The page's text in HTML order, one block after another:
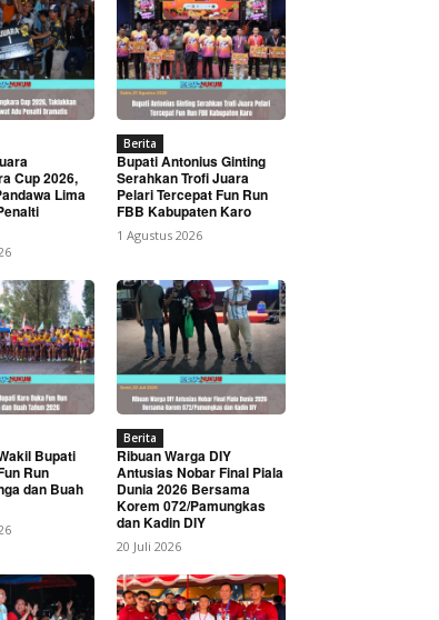
Cup 2026,
Lima
Berita
Bupati Antonius Ginting
Serahkan Trofi Juara
Pelari Tercepat Fun Run
FBB Kabupaten Karo
1 Agustus 2026
Bupati
Run
dan Buah
Berita
Ribuan Warga DIY
Antusias Nobar Final Piala
Dunia 2026 Bersama
Korem 072/Pamungkas
dan Kadin DIY
20 Juli 2026